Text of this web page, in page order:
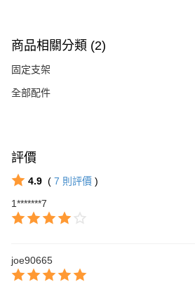
商品相關分類 (2)
固定支架
全部配件
評價
4.9 ( 7 則評價 )
1*******7
joe90665